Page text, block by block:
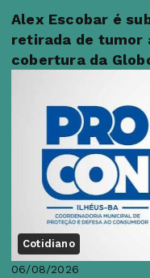
Alex Escobar é
retirada de tumor
cobertura da
Cotidiano
06/08/2026